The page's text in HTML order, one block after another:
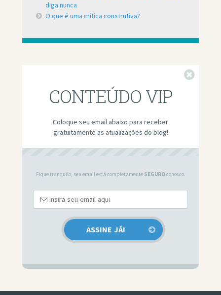
diga nunca
O que é uma crítica construtiva?
CONTEÚDO VIP
Coloque seu email abaixo para receber
gratuitamente as atualizações do blog!
Fique tranquilo, seu email está completamente SEGUROconosco.